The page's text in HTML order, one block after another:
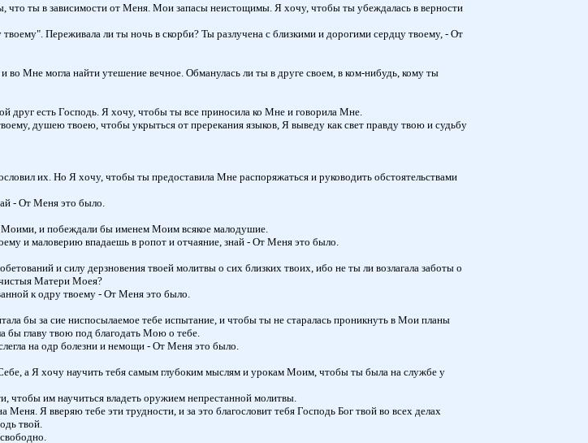
что ты в зависимости от Меня. Мои запасы неистощимы. Я хочу, чтобы ты убеждалась в верности
Переживала ли ты ночь в скорби? Ты разлучена с близкими и дорогими сердцу твоему, - От
Мне могла найти утешение вечное. Обманулась ли ты в друге своем, в ком-нибудь, кому ты
друг есть Господь. Я хочу, чтобы ты все приносила ко Мне и говорила Мне.
душею твоею, чтобы укрыться от пререкания языков, Я выведу как свет правду твою и судьбу
их. Но Я хочу, чтобы ты предоставила Мне распоряжаться и руководить обстоятельствами
- От Меня это было.
и побеждали бы именем Моим всякое малодушие.
и маловерию впадаешь в ропот и отчаяние, знай - От Меня это было.
и силу дерзновения твоей молитвы о сих близких твоих, ибо не ты ли возлагала заботы о
Матери Моея?
к одру твоему - От Меня это было.
бы за сие ниспосылаемое тебе испытание, и чтобы ты не старалась проникнуть в Мои планы
бы главу твою под благодать Мою о тебе.
на одр болезни и немощи - От Меня это было.
а Я хочу научить тебя самым глубоким мыслям и урокам Моим, чтобы ты была на службе у
чтобы им научиться владеть оружием непрестанной молитвы.
Я вверяю тебе эти трудности, и за это благословит тебя Господь Бог твой во всех делах
твой.